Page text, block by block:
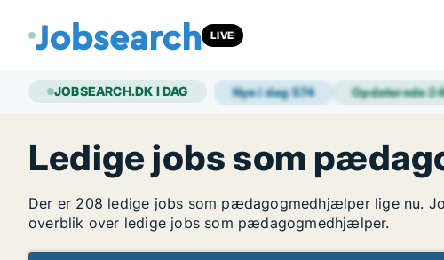
LIVE
JOBSEARCH.DK I DAG Nye i dag574 Opdaterede
Ledige jobs som
Der er 208 ledige jobs som pædagogmedhjælper lige nu.
overblik over ledige jobs som pædagogmedhjælper.